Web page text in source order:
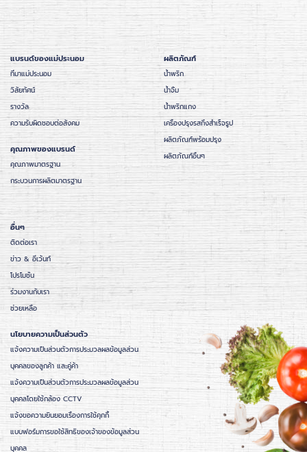
แบรนด์ของแม่ประนอม
ที่มาแม่ประนอม
วิสัยทัศน์
รางวัล
ความรับผิดชอบต่อสังคม
คุณภาพของแบรนด์
คุณภาพมาตรฐาน
กระบวนการผลิตมาตรฐาน
ผลิตภัณฑ์
น้ำพริก
น้ำจิ้ม
น้ำพริกแกง
เครื่องปรุงรสกึ่งสำเร็จรูป
ผลิตภัณฑ์พร้อมปรุง
ผลิตภัณฑ์อื่นๆ
อื่นๆ
ติดต่อเรา
ข่าว & อีเว้นท์
โปรโมชั่น
ร่วมงานกับเรา
ช่วยเหลือ
นโยบายความเป็นส่วนตัว
แจ้งความเป็นส่วนตัวการประมวลผลข้อมูลส่วน
บุคคลของลูกค้า และคู่ค้า
แจ้งความเป็นส่วนตัวการประมวลผลข้อมูลส่วน
บุคคลโดยใช้กล้อง CCTV
แจ้งขอความยินยอมเรื่องการใช้คุกกี้
แบบฟอร์มการขอใช้สิทธิของเจ้าของข้อมูลส่วน
บุคคล